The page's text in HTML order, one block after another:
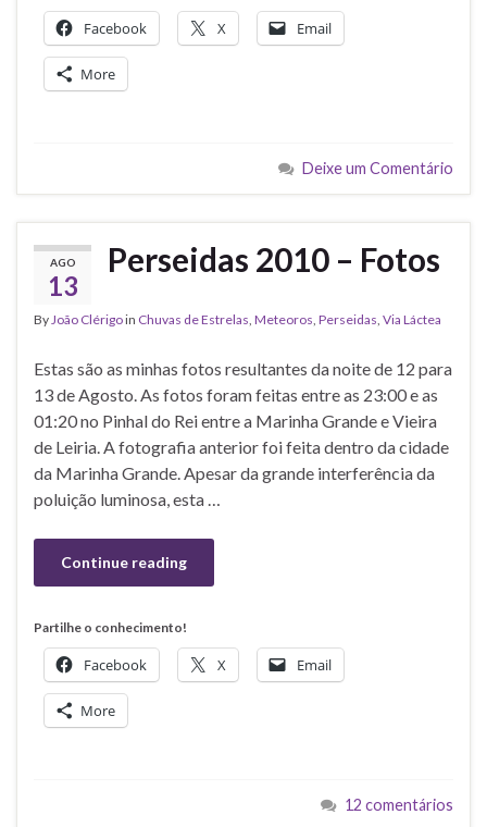
Facebook X Email
More
Deixe um Comentário
AGO
13
Perseidas 2010 – Fotos
By João Clérigoin Chuvas de Estrelas Meteoros Perseidas Via Láctea
Estas são as minhas fotos resultantes da noite de 12 para
13 de Agosto. As fotos foram feitas entre as 23:00 e as
01:20 no Pinhal do Rei entre a Marinha Grande e Vieira
de Leiria. A fotografia anterior foi feita dentro da cidade
da Marinha Grande. Apesar da grande interferência da
poluição luminosa, esta …
Continue reading
Partilhe o conhecimento!
Facebook X Email
More
12 comentários